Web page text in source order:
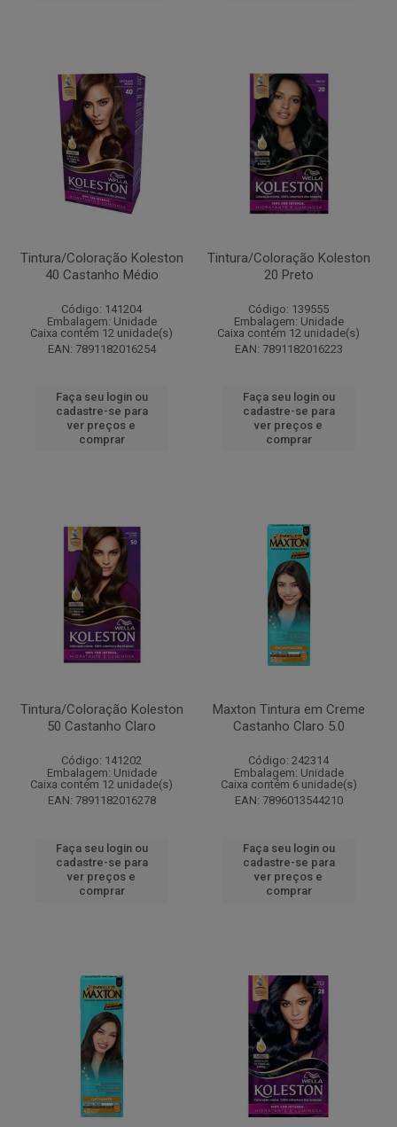
Tintura/Coloração Koleston
40 Castanho Médio
Código: 141204
Embalagem: Unidade
Caixa contém 12 unidade(s)
EAN: 7891182016254
Faça seu login ou
cadastre-se para
ver preços e
comprar
Tintura/Coloração Koleston
20 Preto
Código: 139555
Embalagem: Unidade
Caixa contém 12 unidade(s)
EAN: 7891182016223
Faça seu login ou
cadastre-se para
ver preços e
comprar
Tintura/Coloração Koleston
50 Castanho Claro
Código: 141202
Embalagem: Unidade
Caixa contém 12 unidade(s)
EAN: 7891182016278
Faça seu login ou
cadastre-se para
ver preços e
comprar
Maxton Tintura em Creme
Castanho Claro 5.0
Código: 242314
Embalagem: Unidade
Caixa contém 6 unidade(s)
EAN: 7896013544210
Faça seu login ou
cadastre-se para
ver preços e
comprar